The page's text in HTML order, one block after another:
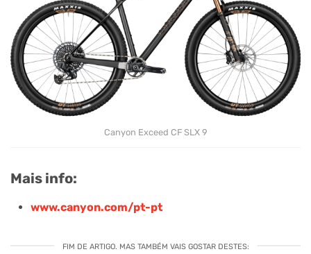
Canyon Exceed CF SLX 9
Mais info:
www.canyon.com/pt-pt
FIM DE ARTIGO. MAS TAMBÉM VAIS GOSTAR DESTES: